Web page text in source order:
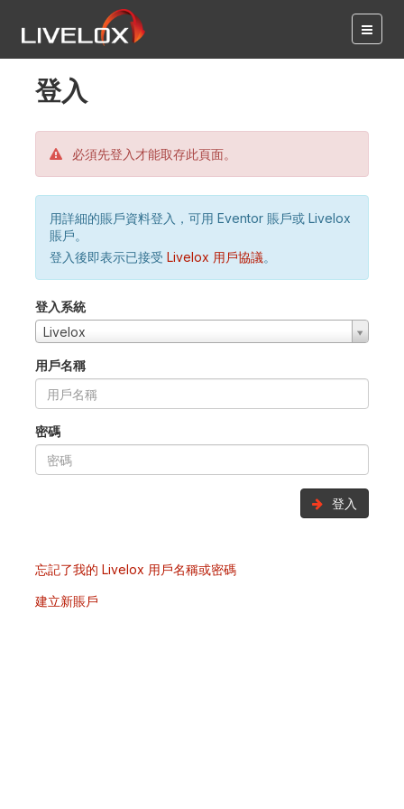
登入
必須先登入才能取存此頁面。
用詳細的賬戶資料登入，可用 Eventor 賬戶或 Livelox
賬戶。
登入後即表示已接受 Livelox 用戶協議。
登入系統
Livelox
用戶名稱
密碼
登入
忘記了我的 Livelox 用戶名稱或密碼
建立新賬戶